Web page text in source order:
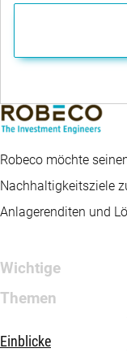
Robeco möchte
Nachhaltigkeitsziele
Anlagerenditen und
Wichtige
Themen
Einblicke